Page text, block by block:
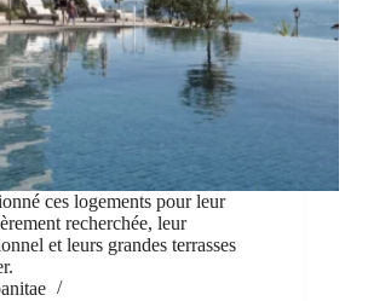
ces logements pour leur
recherchée, leur
et leurs grandes terrasses